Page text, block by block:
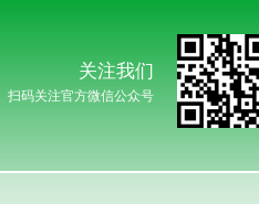
关注我们
扫码关注官方微信公众号